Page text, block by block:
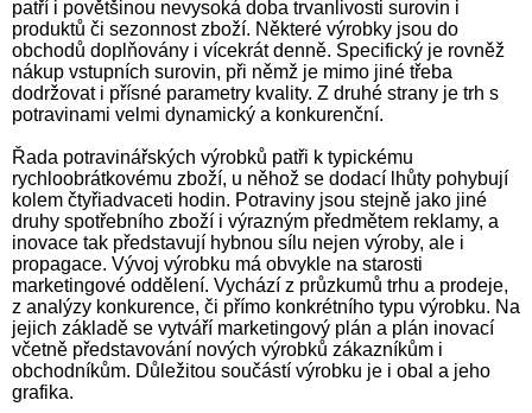
patří i povětšinou nevysoká doba trvanlivosti surovin i
produktů či sezonnost zboží. Některé výrobky jsou do
obchodů doplňovány i vícekrát denně. Specifický je rovněž
nákup vstupních surovin, při němž je mimo jiné třeba
dodržovat i přísné parametry kvality. Z druhé strany je trh s
potravinami velmi dynamický a konkurenční.
Řada potravinářských výrobků patři k typickému
rychloobrátkovému zboží, u něhož se dodací lhůty pohybují
kolem čtyřiadvaceti hodin. Potraviny jsou stejně jako jiné
druhy spotřebního zboží i výrazným předmětem reklamy, a
inovace tak představují hybnou sílu nejen výroby, ale i
propagace. Vývoj výrobku má obvykle na starosti
marketingové oddělení. Vychází z průzkumů trhu a prodeje,
z analýzy konkurence, či přímo konkrétního typu výrobku. Na
jejich základě se vytváří marketingový plán a plán inovací
včetně představování nových výrobků zákazníkům i
obchodníkům. Důležitou součástí výrobku je i obal a jeho
grafika.